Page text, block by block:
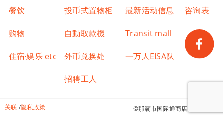
餐饮
购物
住宿‧娱乐 etc
投币式置物柜
自動取款機
外币兑换处
招聘工人
最新活动信息
Transit mall
一万人EISA队
咨询表
关联 /隐私政策 ©那霸市国际通商店街振兴协会